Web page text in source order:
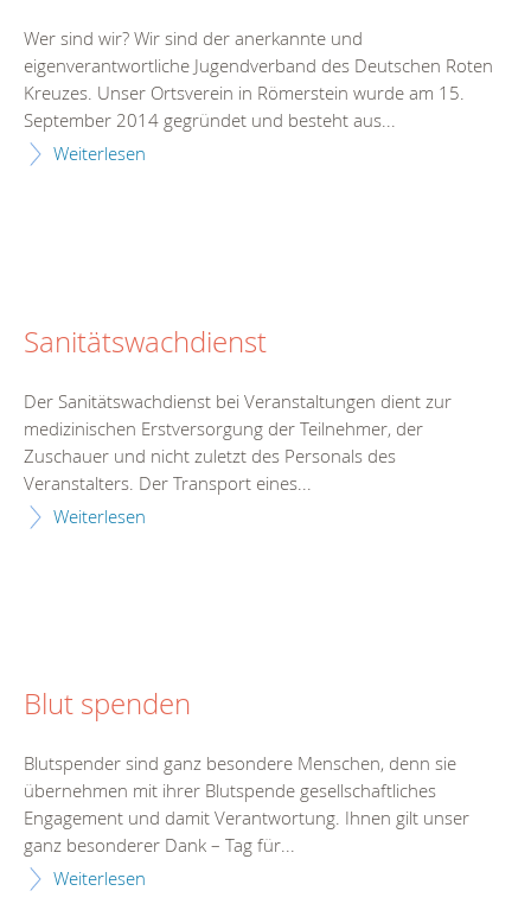
Wer sind wir? Wir sind der anerkannte und
eigenverantwortliche Jugendverband des Deutschen Roten
Kreuzes. Unser Ortsverein in Römerstein wurde am 15.
September 2014 gegründet und besteht aus...
Weiterlesen
Sanitätswachdienst
Der Sanitätswachdienst bei Veranstaltungen dient zur
medizinischen Erstversorgung der Teilnehmer, der
Zuschauer und nicht zuletzt des Personals des
Veranstalters. Der Transport eines...
Weiterlesen
Blut spenden
Blutspender sind ganz besondere Menschen, denn sie
übernehmen mit ihrer Blutspende gesellschaftliches
Engagement und damit Verantwortung. Ihnen gilt unser
ganz besonderer Dank – Tag für...
Weiterlesen